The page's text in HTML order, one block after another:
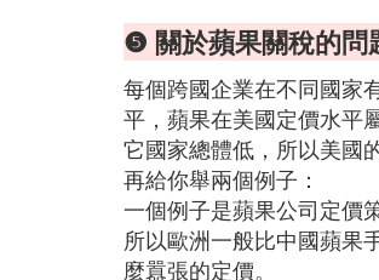
❺ 關於蘋果關稅的問
每個跨國企業在不同國家
平，蘋果在美國定價水平
它國家總體低，所以美國
再給你舉兩個例子：
一個例子是蘋果公司定價
所以歐洲一般比中國蘋果
麼囂張的定價。